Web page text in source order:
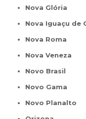
Nova Glória
Nova Iguaçu de
Nova Roma
Nova Veneza
Novo Brasil
Novo Gama
Novo Planalto